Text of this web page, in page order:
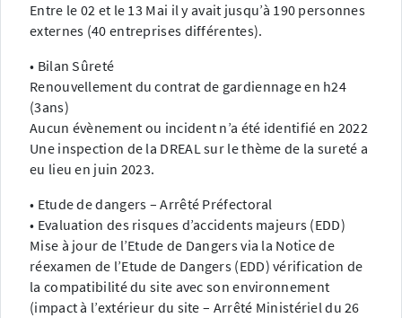
Entre le 02 et le 13 Mai il y avait jusqu’à 190 personnes
externes (40 entreprises différentes).
• Bilan Sûreté
Renouvellement du contrat de gardiennage en h24
(3ans)
Aucun évènement ou incident n’a été identifié en 2022
Une inspection de la DREAL sur le thème de la sureté a
eu lieu en juin 2023.
• Etude de dangers – Arrêté Préfectoral
• Evaluation des risques d’accidents majeurs (EDD)
Mise à jour de l’Etude de Dangers via la Notice de
réexamen de l’Etude de Dangers (EDD) vérification de
la compatibilité du site avec son environnement
(impact à l’extérieur du site – Arrêté Ministériel du 26